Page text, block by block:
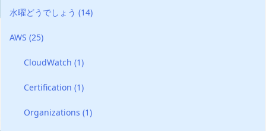
水曜どうでしょう (14)
AWS (25)
CloudWatch(1)
Certification(1)
Organizations(1)